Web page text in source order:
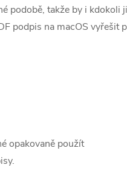
podobě, takže by i
podpis na macOS vyřešit
opakovaně použít